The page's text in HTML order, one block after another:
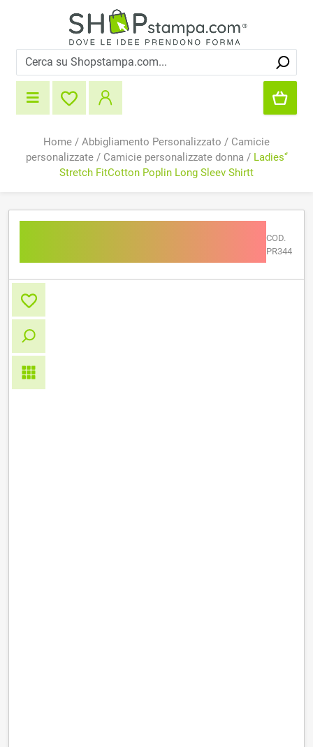
Home / Abbigliamento Personalizzato / Camicie
personalizzate/ Camicie personalizzate donna/ Ladies'’
Stretch FitCotton Poplin Long Sleev Shirtt
COD.
PR344